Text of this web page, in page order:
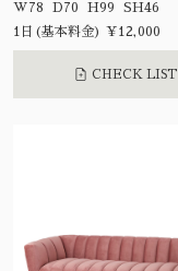
W78 D70 H99 SH46
1日(基本料金) ¥12,000
CHECK LIST